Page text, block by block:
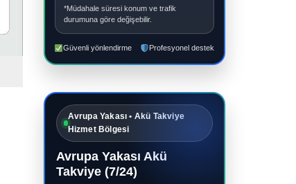
*Müdahale süresi konum ve trafik
durumuna göre değişebilir.
Güvenli yönlendirme Profesyonel destek
Avrupa Yakası • Akü Takviye
Hizmet Bölgesi
Avrupa Yakası Akü
Takviye (7/24)